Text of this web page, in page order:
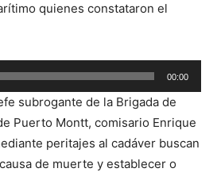
quienes constataron el
00:00
subrogante de la Brigada de
Puerto Montt, comisario Enrique
peritajes al cadáver buscan
de muerte y establecer o